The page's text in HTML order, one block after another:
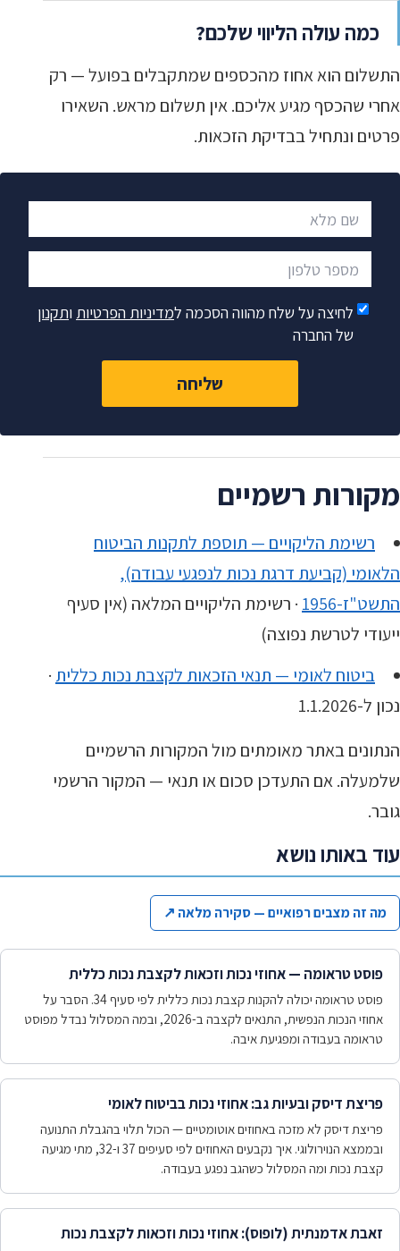
כמה עולה הליווי שלכם?
התשלום הוא אחוז מהכספים שמתקבלים בפועל — רק
אחרי שהכסף מגיע אליכם. אין תשלום מראש. השאירו
פרטים ונתחיל בבדיקת הזכאות.
שם מלא
מספר טלפון
לחיצה על שלח מהווה הסכמה למדיניות הפרטיות ותקנון
של החברה
שליחה
מקורות רשמיים
רשימת הליקויים — תוספת לתקנות הביטוח
הלאומי (קביעת דרגת נכות לנפגעי עבודה),
התשט"ז-1956
· רשימת הליקויים המלאה (אין סעיף
ייעודי לטרשת נפוצה)
ביטוח לאומי — תנאי הזכאות לקצבת נכות כללית ·
נכון ל-1.1.2026
הנתונים באתר מאומתים מול המקורות הרשמיים
שלמעלה. אם התעדכן סכום או תנאי — המקור הרשמי
גובר.
עוד באותו נושא
מה זה מצבים רפואיים — סקירה מלאה ↗
פוסט טראומה — אחוזי נכות וזכאות לקצבת נכות כללית
פוסט טראומה יכולה להקנות קצבת נכות כללית לפי סעיף 34. הסבר על
אחוזי הנכות הנפשית, התנאים לקצבה ב-2026, ובמה המסלול נבדל מפוסט
טראומה בעבודה ומפגיעת איבה.
פריצת דיסק ובעיות גב: אחוזי נכות בביטוח לאומי
פריצת דיסק לא מזכה באחוזים אוטומטיים — הכול תלוי בהגבלת התנועה
ובממצא הנוירולוגי. איך נקבעים האחוזים לפי סעיפים 37 ו-32, מתי מגיעה
קצבת נכות ומה המסלול כשהגב נפגע בעבודה.
זאבת אדמנתית (לופוס): אחוזי נכות וזכאות לקצבת נכות